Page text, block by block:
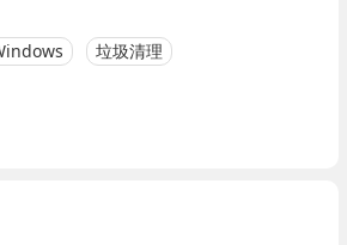
垃圾清理